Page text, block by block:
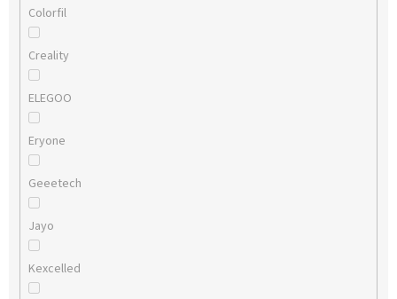
Colorfil
Creality
ELEGOO
Eryone
Geeetech
Jayo
Kexcelled